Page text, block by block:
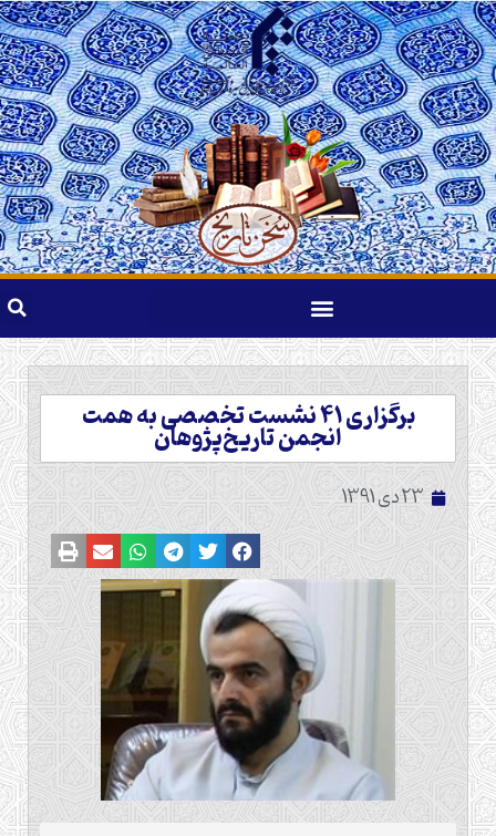
برگزاری ۴۱ نشست تخصصی به همت
انجمن تاریخ‌پژوهان
23 دی 1391